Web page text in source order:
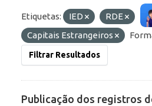
Etiquetas: IED
RDE
Capitais Estrangeiros
Filtrar Resultados
Publicação dos registros